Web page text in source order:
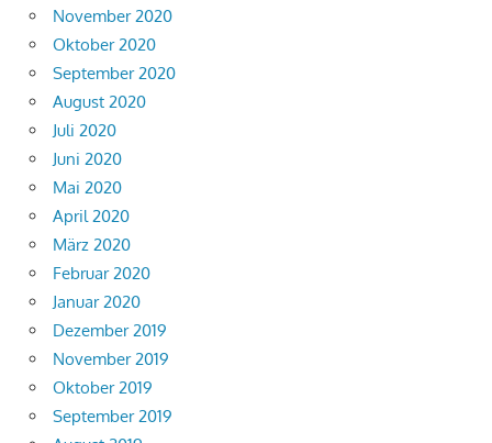
November 2020
Oktober 2020
September 2020
August 2020
Juli 2020
Juni 2020
Mai 2020
April 2020
März 2020
Februar 2020
Januar 2020
Dezember 2019
November 2019
Oktober 2019
September 2019